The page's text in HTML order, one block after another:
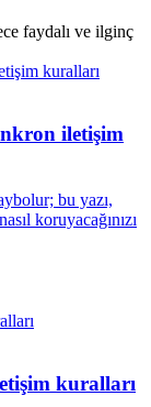
faydalı ve ilginç
iletişim
bu yazı,
koruyacağınızı
kuralları